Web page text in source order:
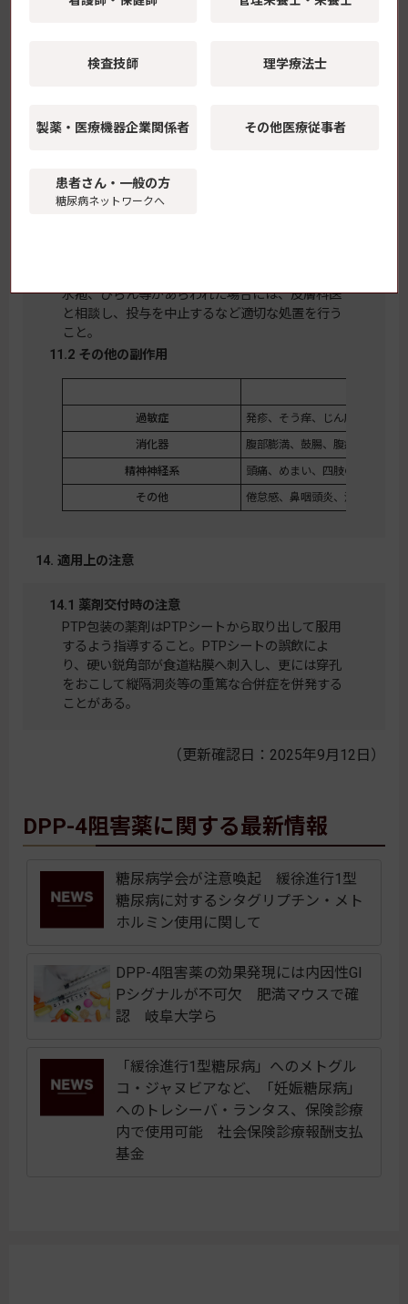
筋肉痛、脱力感、CK上昇、血中及び尿中ミオグ
11.1.6 腸閉塞（頻度不明）
処置を行うこと。［9.1.3 参照］
が認められた場合には、速やかに胸部X線、胸部
CT、血清マーカー等の検査を実施すること。間
水疱、びらん等があらわれた場合には、皮膚科医
と相談し、投与を中止するなど適切な処置を行う
こと。
11.2 その他の副作用
過敏症 発疹、そう痒、じん麻疹
消化器 腹部膨満、鼓腸、腹痛、胃腸炎
精神神経系 頭痛、めまい、四肢のしびれ
その他 倦怠感、鼻咽頭炎、浮腫、動悸
14. 適用上の注意
14.1 薬剤交付時の注意
PTP包装の薬剤はPTPシートから取り出して服用
するよう指導すること。PTPシートの誤飲によ
り、硬い鋭角部が食道粘膜へ刺入し、更には穿孔
をおこして縦隔洞炎等の重篤な合併症を併発する
ことがある。
（更新確認日：2025年9月12日）
DPP-4阻害薬に関する最新情報
糖尿病学会が注意喚起 緩徐進行1型
糖尿病に対するシタグリプチン・メト
ホルミン使用に関して
DPP-4阻害薬の効果発現には内因性GI
Pシグナルが不可欠 肥満マウスで確
認 岐阜大学ら
「緩徐進行1型糖尿病」へのメトグル
コ・ジャヌビアなど、「妊娠糖尿病」
へのトレシーバ・ランタス、保険診療
内で使用可能 社会保険診療報酬支払
基金
検査技師 理学療法士
製薬・医療機器企業関係者 その他医療従事者
患者さん・一般の方
糖尿病ネットワークへ